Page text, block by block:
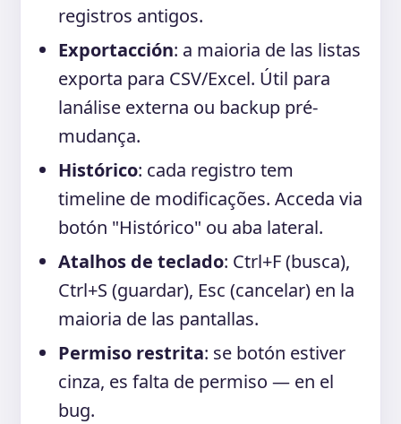
registros antigos.
Exportacción: a maioria de las listas
exporta para CSV/Excel. Útil para
lanálise externa ou backup pré-
mudança.
Histórico: cada registro tem
timeline de modificações. Acceda via
botón "Histórico" ou aba lateral.
Atalhos de teclado: Ctrl+F (busca),
Ctrl+S (guardar), Esc (cancelar) en la
maioria de las pantallas.
Permiso restrita: se botón estiver
cinza, es falta de permiso — en el
bug.